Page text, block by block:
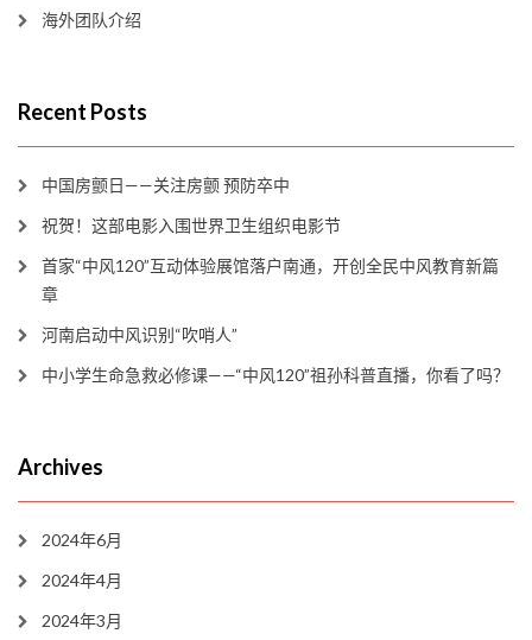
海外团队介绍
Recent Posts
中国房颤日——关注房颤 预防卒中
祝贺！这部电影入围世界卫生组织电影节
首家“中风120”互动体验展馆落户南通，开创全民中风教育新篇
章
河南启动中风识别“吹哨人”
中小学生命急救必修课——“中风120”祖孙科普直播，你看了吗？
Archives
2024年6月
2024年4月
2024年3月